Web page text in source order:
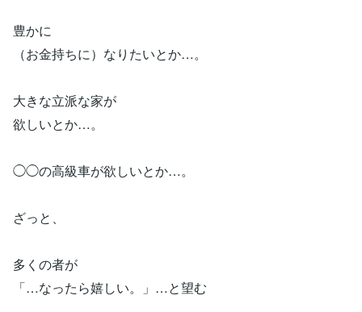
豊かに
（お金持ちに）なりたいとか…。
大きな立派な家が
欲しいとか…。
◯◯の高級車が欲しいとか…。
ざっと、
多くの者が
「…なったら嬉しい。」…と望む